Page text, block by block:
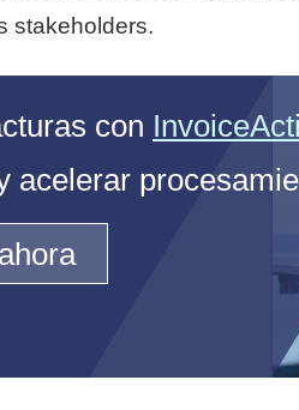
stakeholders.
con
acelerar